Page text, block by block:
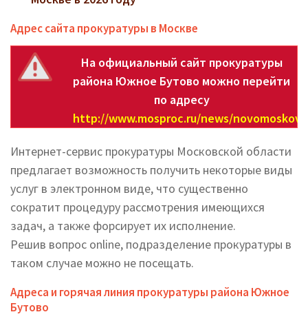
Адрес сайта прокуратуры в Москве
На официальный сайт прокуратуры
района Южное Бутово можно перейти
по адресу
http://www.mosproc.ru/news/
Интернет-сервис прокуратуры Московской области
предлагает возможность получить некоторые виды
услуг в электронном виде, что существенно
сократит процедуру рассмотрения имеющихся
задач, а также форсирует их исполнение.
Решив вопрос online, подразделение прокуратуры в
таком случае можно не посещать.
Адреса и горячая линия прокуратуры района Южное
Бутово